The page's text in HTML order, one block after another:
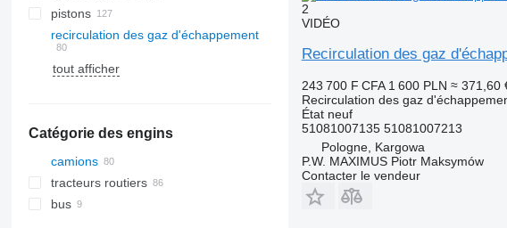
pistons
recirculation des gaz d'échappement
tout afficher
Catégorie des engins
camions
tracteurs routiers
bus
2
VIDÉO
Recirculation des gaz
243 700 F CFA 1 600 PLN ≈ 371,60
Recirculation des gaz
Étatneuf
51081007135 51081007213
Pologne, Kargowa
P.W. MAXIMUS Piotr Maksymów
Contacter le vendeur